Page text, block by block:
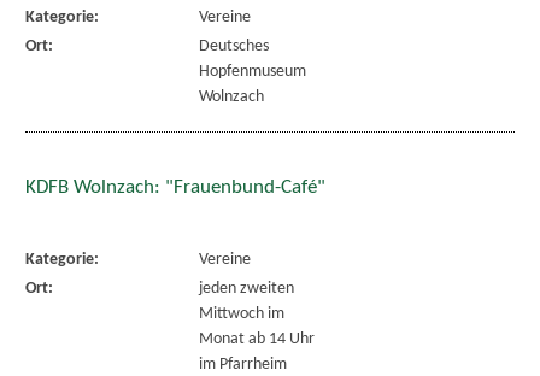
Kategorie:
Vereine
Ort:
Deutsches
Hopfenmuseum
Wolnzach
KDFB Wolnzach: "Frauenbund-Café"
Kategorie:
Vereine
Ort:
jeden zweiten
Mittwoch im
Monat ab 14 Uhr
im Pfarrheim